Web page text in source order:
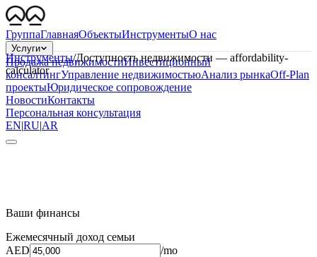
ГруппаГлавнаяОбъектыИнструментыО нас
Услуги
Продажа недвижимостиИнвестиционный
консалтингУправление недвижимостьюАнализ рынкаOff-Plan
проектыЮридическое сопровождение
НовостиКонтакты
Персональная консультация
EN|RU|AR
Инструменты/Доступность недвижимости — affordability-
calculator
Ваши финансы
Ежемесячный доход семьи
AED
/mo